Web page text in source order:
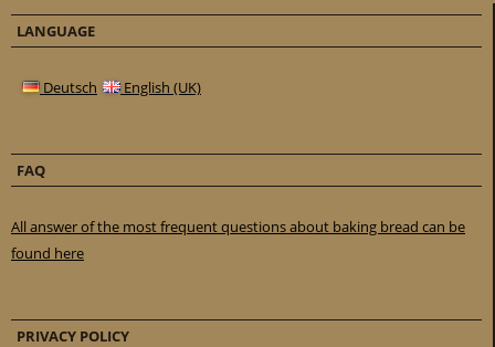
LANGUAGE
Deutsch English (UK)
FAQ
All answer of the most frequent questions about baking bread can be
found here
PRIVACY POLICY